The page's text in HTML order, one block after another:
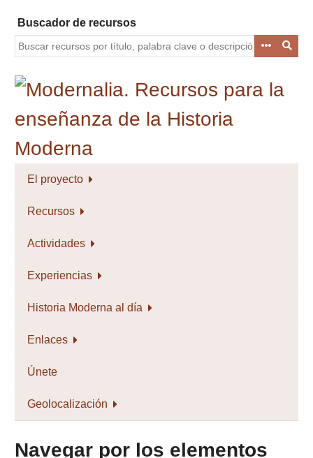
contenido
principal
Buscador de recursos
El proyecto
Recursos
Actividades
Experiencias
Historia Moderna al día
Enlaces
Únete
Geolocalización
Navegar por los elementos